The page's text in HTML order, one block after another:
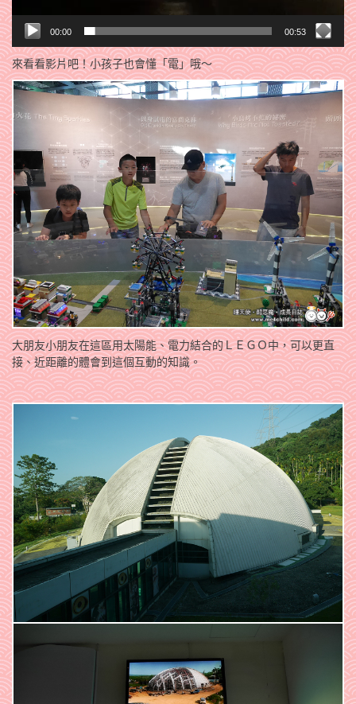
00:00 00:53
來看看影片吧！小孩子也會懂「電」哦～
大朋友小朋友在這區用太陽能、電力結合的ＬＥＧＯ中，可以更直
接、近距離的體會到這個互動的知識。